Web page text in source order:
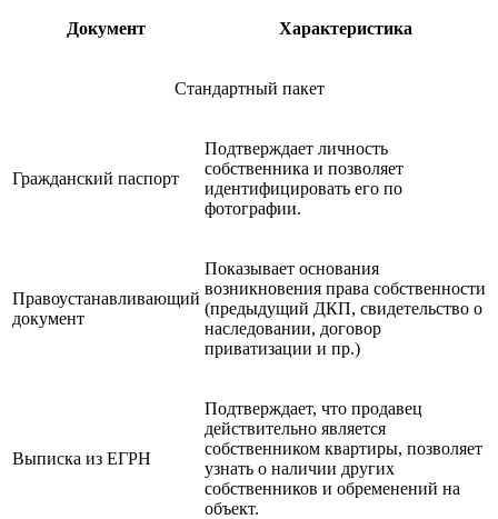
Документ Характеристика
Стандартный пакет
Гражданский паспорт
Подтверждает личность
собственника и позволяет
идентифицировать его по
фотографии.
Правоустанавливающий
документ
Показывает основания
возникновения права собственности
(предыдущий ДКП, свидетельство о
наследовании, договор
приватизации и пр.)
Выписка из ЕГРН
Подтверждает, что продавец
действительно является
собственником квартиры, позволяет
узнать о наличии других
собственников и обременений на
объект.